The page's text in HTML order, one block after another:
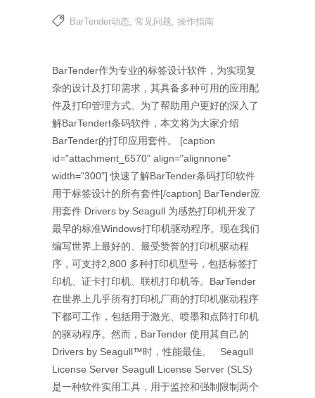
BarTender动态, 常见问题, 操作指南
BarTender作为专业的标签设计软件，为实现复
杂的设计及打印需求，其具备多种可用的应用配
件及打印管理方式。为了帮助用户更好的深入了
解BarTendert条码软件，本文将为大家介绍
BarTender的打印应用套件。 [caption
id="attachment_6570" align="alignnone"
width="300"] 快速了解BarTender条码打印软件
用于标签设计的所有套件[/caption] BarTender应
用套件 Drivers by Seagull 为感热打印机开发了
最早的标准Windows打印机驱动程序。现在我们
编写世界上最好的、最受赞誉的打印机驱动程
序，可支持2,800 多种打印机型号，包括标签打
印机、证卡打印机、联机打印机等。BarTender
在世界上几乎所有打印机厂商的打印机驱动程序
下都可工作，包括用于激光、喷墨和点阵打印机
的驱动程序。然而，BarTender 使用其自己的
Drivers by Seagull™时，性能最佳。 Seagull
License Server Seagull License Server (SLS)
是一种软件实用工具，用于监控和强制限制两个